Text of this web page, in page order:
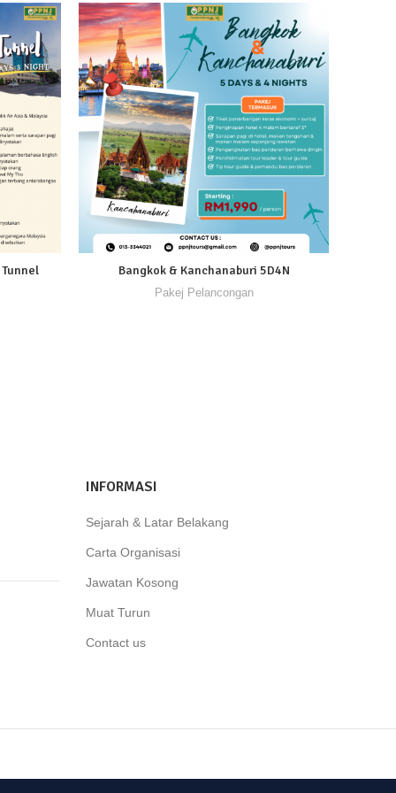
Bangkok & Kanchanaburi 5D4N
Pakej Pelancongan
INFORMASI
Sejarah & Latar Belakang
Carta Organisasi
Jawatan Kosong
Muat Turun
Contact us